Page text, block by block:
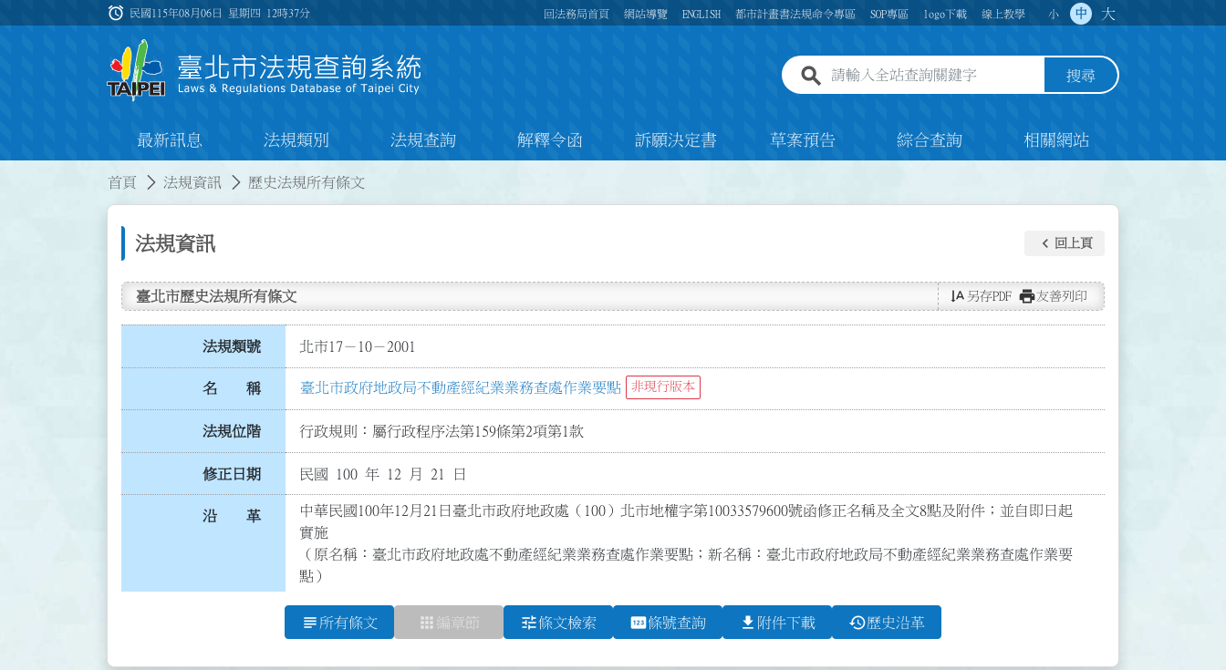
:::
alarm 民國115年08月06日 星期四 12時37分 回法務局首頁 網站導覽 ENGLISH 都市計畫書法規命令專區 SOP專區 logo下載 線上教學 小 中 大
全站查詢關鍵字欄位 搜尋
最新訊息 法規類別 法規查詢 解釋令函 訴願決定書 草案預告 綜合查詢 相關網站
首頁 法規資訊 歷史法規所有條文
法規資訊 keyboard_arrow_left 回上頁
臺北市歷史法規所有條文 text_rotate_vertical 另存PDF print友善列印
法規類號 北市17－10－2001
名 稱 臺北市政府地政局不動產經紀業業務查處作業要點 非現行版本
法規位階 行政規則：屬行政程序法第159條第2項第1款
修正日期 民國 100 年 12 月 21 日
沿 革
中華民國100年12月21日臺北市政府地政處（100）北市地權字第10033579600號函修正名稱及全文8點及附件；並自即日起
實施
（原名稱：臺北市政府地政處不動產經紀業業務查處作業要點；新名稱：臺北市政府地政局不動產經紀業業務查處作業要
點）
subject 所有條文 apps 編章節 tune條文檢索 pin條號查詢 file_download 附件下載 history歷史沿革